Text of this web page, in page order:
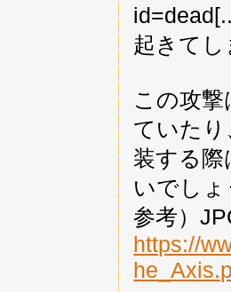
起きて
この攻
ていた
装する
いでし
参考）
https://